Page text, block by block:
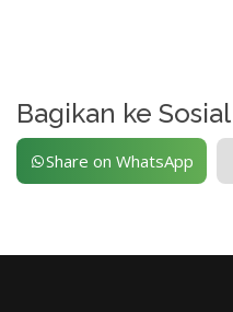
Bagikan ke
Share on WhatsApp